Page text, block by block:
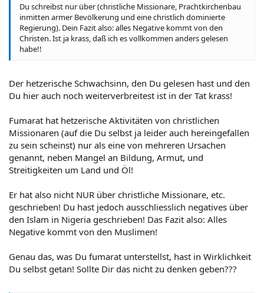
Beschneidungen als Fortführung ihrer Volkstradition
durchführen.
(Zu allem vgl. auch: amnesty international "Female Genital
Mutilation" A Human Rights Information Pack, London 1998; P.
Hosken: The Hosken Report 1992)
Mit freundlichem Gruss
gez. Christian Kühnel
Beauftragter des Bundesvorstands
Susanne Jesih
Referat für politische Flüchtlinge
Du schreibst nur über (christliche Missionare, Prachtkirchenbau
inmitten armer Bevölkerung und eine christlich dominierte
Regierung). Dein Fazit also: alles Negative kommt von den
Christen. Ist ja krass, daß ich es vollkommen anders gelesen
habe!!
Der hetzerische Schwachsinn, den Du gelesen hast und den
Du hier auch noch weiterverbreitest ist in der Tat krass!
Fumarat hat hetzerische Aktivitäten von christlichen
Missionaren (auf die Du selbst ja leider auch hereingefallen
zu sein scheinst) nur als eine von mehreren Ursachen
genannt, neben Mangel an Bildung, Armut, und
Streitigkeiten um Land und Öl!
Er hat also nicht NUR über christliche Missionare, etc.
geschrieben! Du hast jedoch ausschliesslich negatives über
den Islam in Nigeria geschrieben! Das Fazit also: Alles
Negative kommt von den Muslimen!
Genau das, was Du fumarat unterstellst, hast in Wirklichkeit
Du selbst getan! Sollte Dir das nicht zu denken geben???